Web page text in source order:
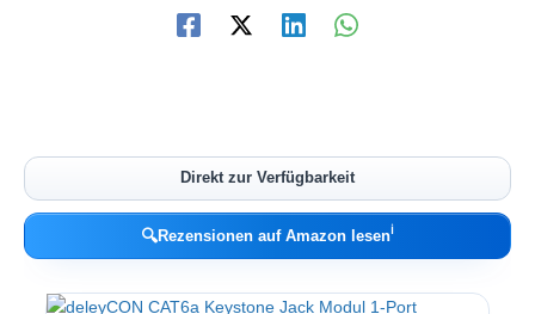
Direkt zur Verfügbarkeit
🔍Rezensionen auf Amazon lesenℹ︎